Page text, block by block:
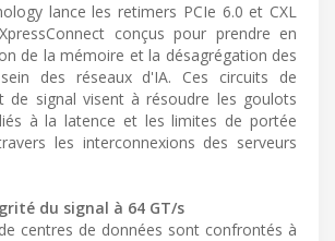
lance les retimers PCIe 6.0 et CXL
conçus pour prendre en
de la mémoire et la désagrégation des
des réseaux d'IA. Ces circuits de
de signal visent à résoudre les goulots
à la latence et les limites de portée
les interconnexions des serveurs
du signal à 64 GT/s
centres de données sont confrontés à